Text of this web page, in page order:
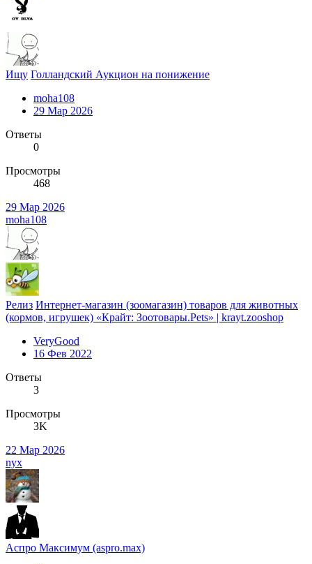
Ищу Голландский Аукцион на понижение
moha108
29 Мар 2026
Ответы
0
Просмотры
468
29 Мар 2026
moha108
Релиз Интернет-магазин (зоомагазин) товаров для животных
(кормов, игрушек) «Крайт: Зоотовары.Pets» | krayt.zooshop
VeryGood
16 Фев 2022
Ответы
3
Просмотры
3K
22 Мар 2026
nyx
Аспро Максимум (aspro.max)